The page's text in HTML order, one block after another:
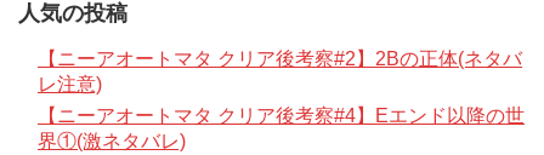
人気の投稿
【ニーアオートマタ クリア後考察#2】2Bの正体(ネタバ
レ注意)
【ニーアオートマタ クリア後考察#4】Eエンド以降の世
界①(激ネタバレ)